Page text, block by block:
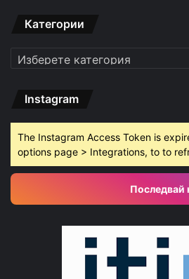
Категории
Категории
Instagram
The Instagram Access Token is
options page > Integrations, to to
Последвай